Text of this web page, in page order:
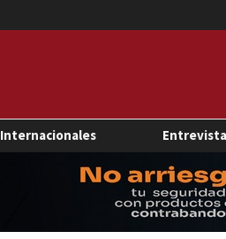
Internacionales